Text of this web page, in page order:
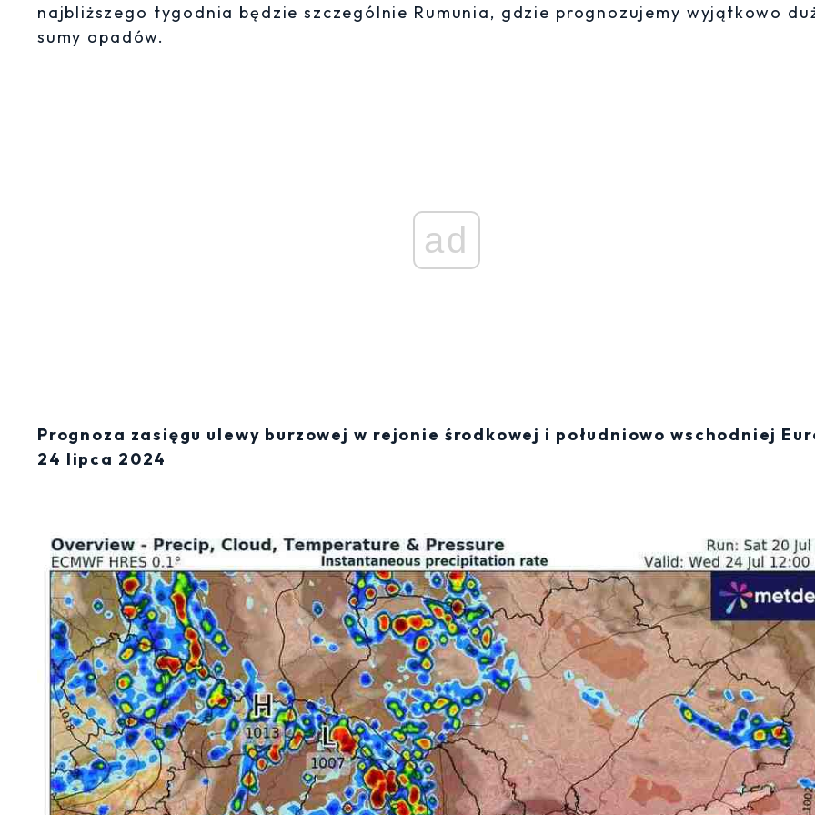
najbliższego tygodnia będzie szczególnie Rumunia, gdzie prognozujemy wyjątkowo
sumy opadów.
ad
Prognoza zasięgu ulewy burzowej w rejonie środkowej i południowo wschodniej
24 lipca 2024